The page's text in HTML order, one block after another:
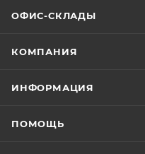
ОФИС-СКЛАДЫ
КОМПАНИЯ
ИНФОРМАЦИЯ
ПОМОЩЬ